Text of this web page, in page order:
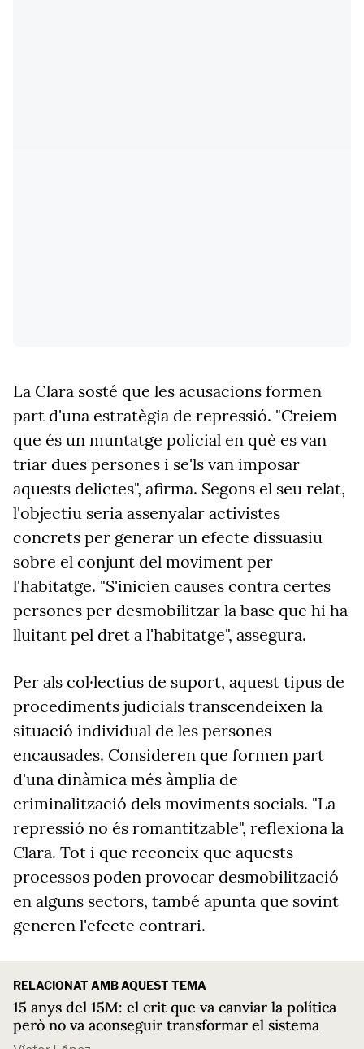
La Clara sosté que les acusacions formen
part d'una estratègia de repressió. "Creiem
que és un muntatge policial en què es van
triar dues persones i se'ls van imposar
aquests delictes", afirma. Segons el seu relat,
l'objectiu seria assenyalar activistes
concrets per generar un efecte dissuasiu
sobre el conjunt del moviment per
l'habitatge. "S'inicien causes contra certes
persones per desmobilitzar la base que hi ha
lluitant pel dret a l'habitatge", assegura.
Per als col·lectius de suport, aquest tipus de
procediments judicials transcendeixen la
situació individual de les persones
encausades. Consideren que formen part
d'una dinàmica més àmplia de
criminalització dels moviments socials. "La
repressió no és romantitzable", reflexiona la
Clara. Tot i que reconeix que aquests
processos poden provocar desmobilització
en alguns sectors, també apunta que sovint
generen l'efecte contrari.
RELACIONAT AMB AQUEST TEMA
15 anys del 15M: el crit que va canviar la política
però no va aconseguir transformar el sistema